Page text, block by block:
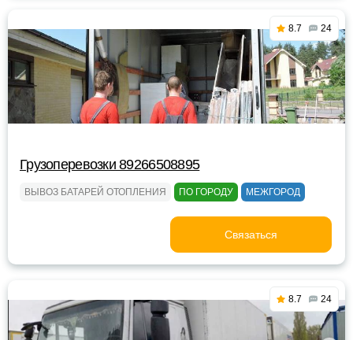
8.7 24
Грузоперевозки 89266508895
ВЫВОЗ БАТАРЕЙ ОТОПЛЕНИЯ ПО ГОРОДУ МЕЖГОРОД
Связаться
8.7 24